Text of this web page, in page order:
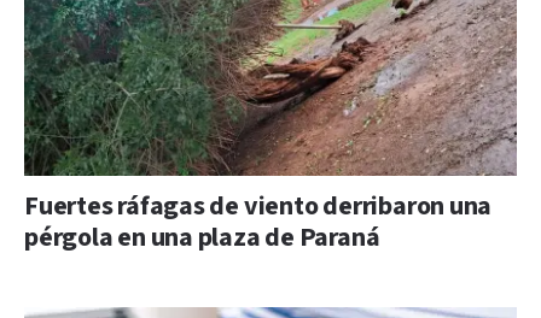
Fuertes ráfagas de viento derribaron una
pérgola en una plaza de Paraná